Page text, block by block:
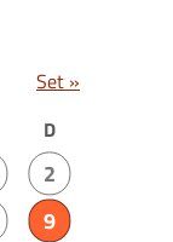
D
2
9
Set »